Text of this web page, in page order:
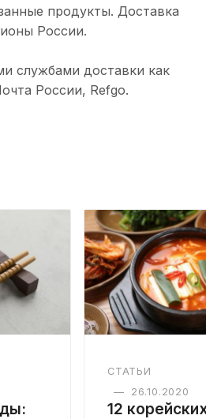
продукты. Доставка
России.
службами доставки как
России, Refgo.
СТАТЬИ
—
26.10.2020
12